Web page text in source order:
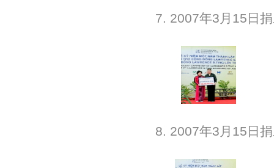
7. 2007年3月15日
8. 2007年3月15日